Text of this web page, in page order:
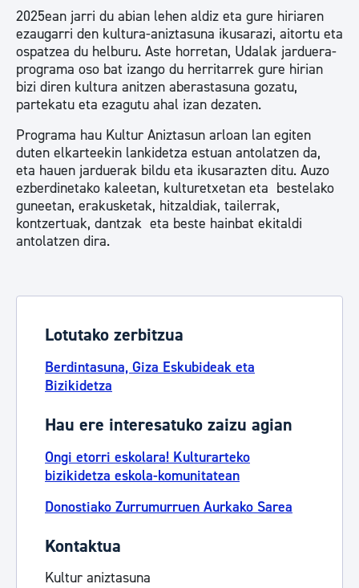
2025ean jarri du abian lehen aldiz eta gure hiriaren
ezaugarri den kultura-aniztasuna ikusarazi, aitortu eta
ospatzea du helburu. Aste horretan, Udalak jarduera-
programa oso bat izango du herritarrek gure hirian
bizi diren kultura anitzen aberastasuna gozatu,
partekatu eta ezagutu ahal izan dezaten.
Programa hau Kultur Aniztasun arloan lan egiten
duten elkarteekin lankidetza estuan antolatzen da,
eta hauen jarduerak bildu eta ikusarazten ditu. Auzo
ezberdinetako kaleetan, kulturetxetan eta bestelako
guneetan, erakusketak, hitzaldiak, tailerrak,
kontzertuak, dantzak eta beste hainbat ekitaldi
antolatzen dira.
Lotutako zerbitzua
Berdintasuna, Giza Eskubideak eta
Bizikidetza
Hau ere interesatuko zaizu agian
Ongi etorri eskolara! Kulturarteko
bizikidetza eskola-komunitatean
Donostiako Zurrumurruen Aurkako Sarea
Kontaktua
Kultur aniztasuna